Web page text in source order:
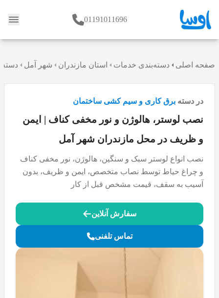
وبلاگ 01191011696
صفحه اصلی دسته‌بندی خدمات استان مازندران شهر آمل
در دسته برق کاری و سیم کشی ساختمان
نصب لوستر، هالوژن و نور مخفی کناف | ایمن
و ظریف در محل مازندران شهر آمل
نصب انواع لوستر سبک و سنگین، هالوژن، نور مخفی کناف
و چراغ حیاط توسط نصاب متخصص، ایمن و ظریف، بدون
آسیب به سقف، قیمت مشخص قبل از کار
سفارش آنلاین
تماس تلفنی